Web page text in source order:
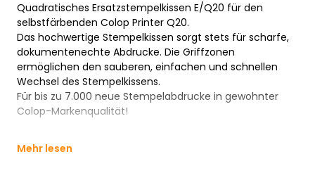
Quadratisches Ersatzstempelkissen E/Q20 für den
selbstfärbenden Colop Printer Q20.
Das hochwertige Stempelkissen sorgt stets für scharfe,
dokumentenechte Abdrucke. Die Griffzonen
ermöglichen den sauberen, einfachen und schnellen
Wechsel des Stempelkissens.
Für bis zu 7.000 neue Stempelabdrucke in gewohnter
Colop-Markenqualität!
Mehr lesen